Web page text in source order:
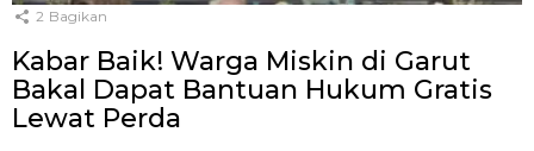
2 Bagikan
Kabar Baik! Warga Miskin di Garut
Bakal Dapat Bantuan Hukum Gratis
Lewat Perda